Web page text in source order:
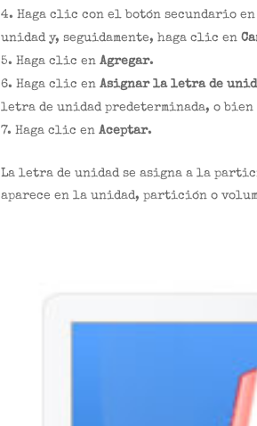
Haga clic con el botón secundario
unidad y, seguidamente, haga clic en
Haga clic en Agregar.
Haga clic en Asignar la letra de
letra de unidad predeterminada, o
Haga clic en Aceptar.
La letra de unidad se asigna a la
aparece en la unidad, partición o